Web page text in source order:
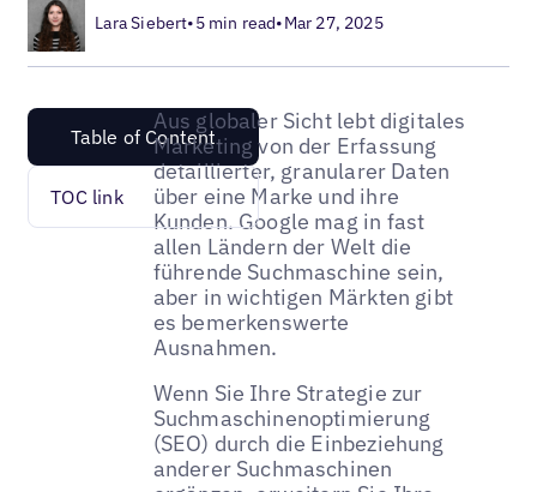
Lara Siebert•5 min read•Mar 27, 2025
Table of Content
TOC link
Aus globaler Sicht lebt digitales
Marketing von der Erfassung
detaillierter, granularer Daten
über eine Marke und ihre
Kunden. Google mag in fast
allen Ländern der Welt die
führende Suchmaschine sein,
aber in wichtigen Märkten gibt
es bemerkenswerte
Ausnahmen.
Wenn Sie Ihre Strategie zur
Suchmaschinenoptimierung
(SEO) durch die Einbeziehung
anderer Suchmaschinen